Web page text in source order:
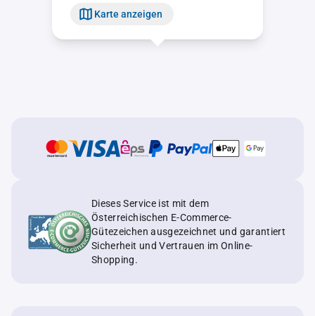
Karte anzeigen
Dieses Service ist mit dem
Österreichischen E-Commerce-
Gütezeichen ausgezeichnet und garantiert
Sicherheit und Vertrauen im Online-
Shopping.